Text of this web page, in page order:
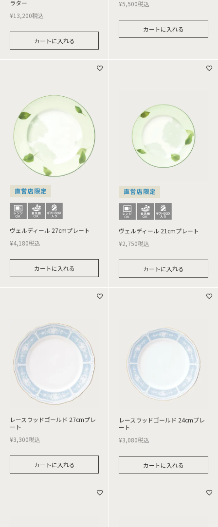
ラター
¥13,200税込
カートに入れる
¥5,500税込
カートに入れる
直営店限定
ヴェルディール 27cmプレート
¥4,180税込
カートに入れる
直営店限定
ヴェルディール 21cmプレート
¥2,750税込
カートに入れる
レースウッドゴールド 27cmプレ
ート
¥3,300税込
カートに入れる
レースウッドゴールド 24cmプレ
ート
¥3,080税込
カートに入れる